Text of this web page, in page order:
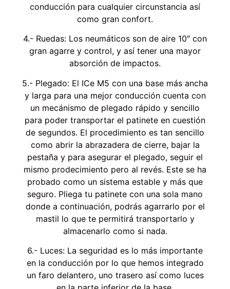
conducción para cualquier circunstancia así
como gran confort.
4.- Ruedas: Los neumáticos son de aire 10″ con
gran agarre y control, y así tener una mayor
absorción de impactos.
5.- Plegado: El ICe M5 con una base más ancha
y larga para una mejor conducción cuenta con
un mecánismo de plegado rápido y sencillo
para poder transportar el patinete en cuestión
de segundos. El procedimiento es tan sencillo
como abrir la abrazadera de cierre, bajar la
pestaña y para asegurar el plegado, seguir el
mismo prodecimiento pero al revés. Este se ha
probado como un sistema estable y más que
seguro. Pliega tu patinete con una sola mano
donde a continuación, podrás agarrarlo por el
mastil lo que te permitirá transportarlo y
almacenarlo como si nada.
6.- Luces: La seguridad es lo más importante
en la conducción por lo que hemos integrado
un faro delantero, uno trasero así como luces